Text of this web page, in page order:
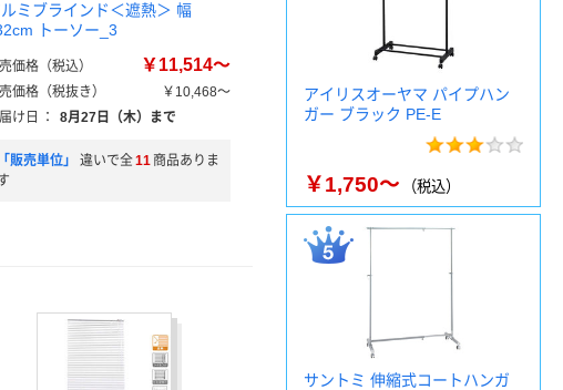
ミブラインド＜遮熱＞ 幅
トーソー_3
価格（税込） ￥11,514～
価格（税抜き）
￥10,468～
け日
： 8月27日（木）まで
「販売単位」 違いで全11 商品ありま
アイリスオーヤマ パイプハン
ガー ブラック PE-E
￥1,750～ （税込）
サントミ 伸縮式コートハンガ